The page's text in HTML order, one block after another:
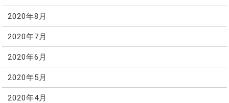
2020年8月
2020年7月
2020年6月
2020年5月
2020年4月